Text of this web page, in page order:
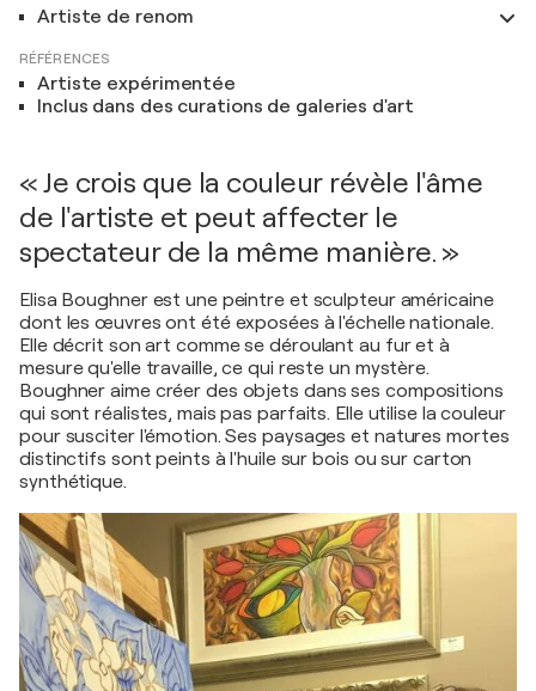
Artiste de renom
RÉFÉRENCES
Artiste expérimentée
Inclus dans des curations de galeries d'art
« Je crois que la couleur révèle l'âme
de l'artiste et peut affecter le
spectateur de la même manière. »
Elisa Boughner est une peintre et sculpteur américaine
dont les œuvres ont été exposées à l'échelle nationale.
Elle décrit son art comme se déroulant au fur et à
mesure qu'elle travaille, ce qui reste un mystère.
Boughner aime créer des objets dans ses compositions
qui sont réalistes, mais pas parfaits. Elle utilise la couleur
pour susciter l'émotion. Ses paysages et natures mortes
distinctifs sont peints à l'huile sur bois ou sur carton
synthétique.